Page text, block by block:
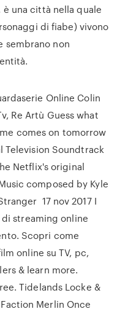
una città nella quale
di fiabe) vivono
sembrano non
Online Colin
Re Artù Guess what
comes on tomorrow
Television Soundtrack
Netflix's original
composed by Kyle
17 nov 2017 I
streaming online
Scopri come
online su TV, pc,
& learn more.
Tidelands Locke &
Merlin Once